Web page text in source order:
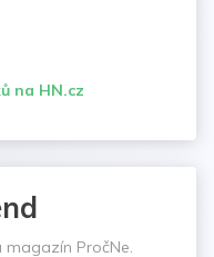
na HN.cz
magazín PročNe.